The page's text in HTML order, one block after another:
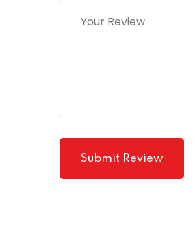
Submit Review